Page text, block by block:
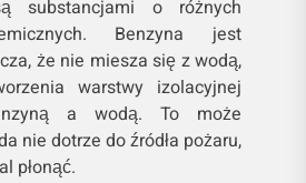
substancjami o różnych
Benzyna jest
że ​​nie miesza się z wodą,
warstwy izolacyjnej
a wodą. To może
nie dotrze do źródła pożaru,
płonąć.